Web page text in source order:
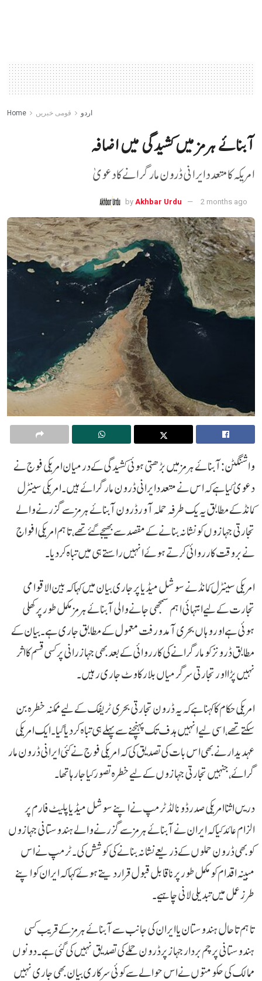
Home اردو قومی خبریں
آبنائے ہرمز میں کشیدگی میں اضافہ
امریکہ کا متعدد ایرانی ڈرون مار گرانے کا دعویٰ
by Akhbar Urdu 2 months ago
واشنگٹن: آبنائے ہرمز میں بڑھتی ہوئی کشیدگی کے درمیان امریکی فوج نے
دعویٰ کیا ہے کہ اس نے متعدد ایرانی ڈرون مار گرائے ہیں۔ امریکی سینٹرل
کمانڈ کے مطابق یہ یک طرفہ حملہ آور ڈرون آبنائے ہرمز سے گزرنے والے
تجارتی جہازوں کو نشانہ بنانے کے مقصد سے بھیجے گئے تھے، تاہم امریکی افواج
نے بروقت کارروائی کرتے ہوئے انہیں راستے ہی میں تباہ کر دیا۔
امریکی سینٹرل کمانڈ نے سوشل میڈیا پر جاری بیان میں کہا کہ بین الاقوامی
تجارت کے لیے انتہائی اہم سمجھی جانے والی آبنائے ہرمز مکمل طور پر کھلی
ہوئی ہے اور وہاں بحری آمد و رفت معمول کے مطابق جاری ہے۔ بیان کے
مطابق ڈرونز کو مار گرانے کی کارروائی کے بعد بھی جہاز رانی پر کسی قسم کا اثر
نہیں پڑا اور تجارتی سرگرمیاں بلا رکاوٹ جاری رہیں۔
امریکی حکام کا کہنا ہے کہ یہ ڈرون تجارتی بحری ٹریفک کے لیے ممکنہ خطرہ بن
سکتے تھے، اسی لیے انہیں ہدف تک پہنچنے سے پہلے ہی تباہ کر دیا گیا۔ ایک امریکی
عہدیدار نے بھی اس بات کی تصدیق کی کہ امریکی فوج نے کئی ایرانی ڈرون مار
گرائے، جنہیں تجارتی جہازوں کے لیے خطرہ تصور کیا جا رہا تھا۔
دریں اثنا امریکی صدر ڈونالڈ ٹرمپ نے اپنے سوشل میڈیا پلیٹ فارم پر
الزام عائد کیا کہ ایران نے آبنائے ہرمز سے گزرنے والے ہندوستانی جہازوں
کو بھی ڈرون حملوں کے ذریعے نشانہ بنانے کی کوشش کی۔ ٹرمپ نے اس
مبینہ اقدام کو مکمل طور پر ناقابل قبول قرار دیتے ہوئے کہا کہ ایران کو اپنے
طرز عمل میں تبدیلی لانی چاہیے۔
تاہم تاحال ہندوستان یا ایران کی جانب سے آبنائے ہرمز کے قریب کسی
ہندوستانی پرچم بردار جہاز پر ڈرون حملے کی تصدیق نہیں کی گئی ہے۔ دونوں
ممالک کی حکومتوں نے اس حوالے سے کوئی سرکاری بیان بھی جاری نہیں